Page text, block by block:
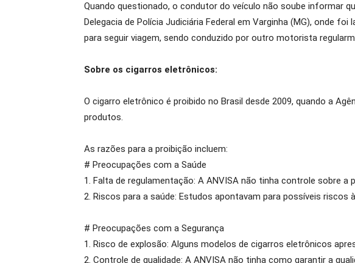
Quando questionado, o condutor do veículo não soube informar
Delegacia de Polícia Judiciária Federal em Varginha (MG), onde
para seguir viagem, sendo conduzido por outro motorista
Sobre os cigarros eletrônicos:
O cigarro eletrônico é proibido no Brasil desde 2009, quando a
produtos.
As razões para a proibição incluem:
# Preocupações com a Saúde
1. Falta de regulamentação: A ANVISA não tinha controle sobre
2. Riscos para a saúde: Estudos apontavam para possíveis
# Preocupações com a Segurança
1. Risco de explosão: Alguns modelos de cigarros eletrônicos
2. Controle de qualidade: A ANVISA não tinha como garantir a